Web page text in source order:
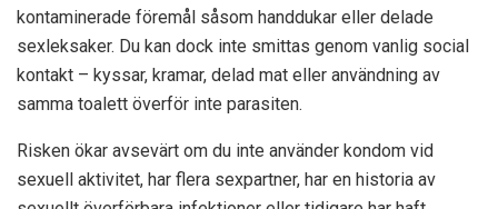
kontaminerade föremål såsom handdukar eller delade
sexleksaker. Du kan dock inte smittas genom vanlig social
kontakt – kyssar, kramar, delad mat eller användning av
samma toalett överför inte parasiten.
Risken ökar avsevärt om du inte använder kondom vid
sexuell aktivitet, har flera sexpartner, har en historia av